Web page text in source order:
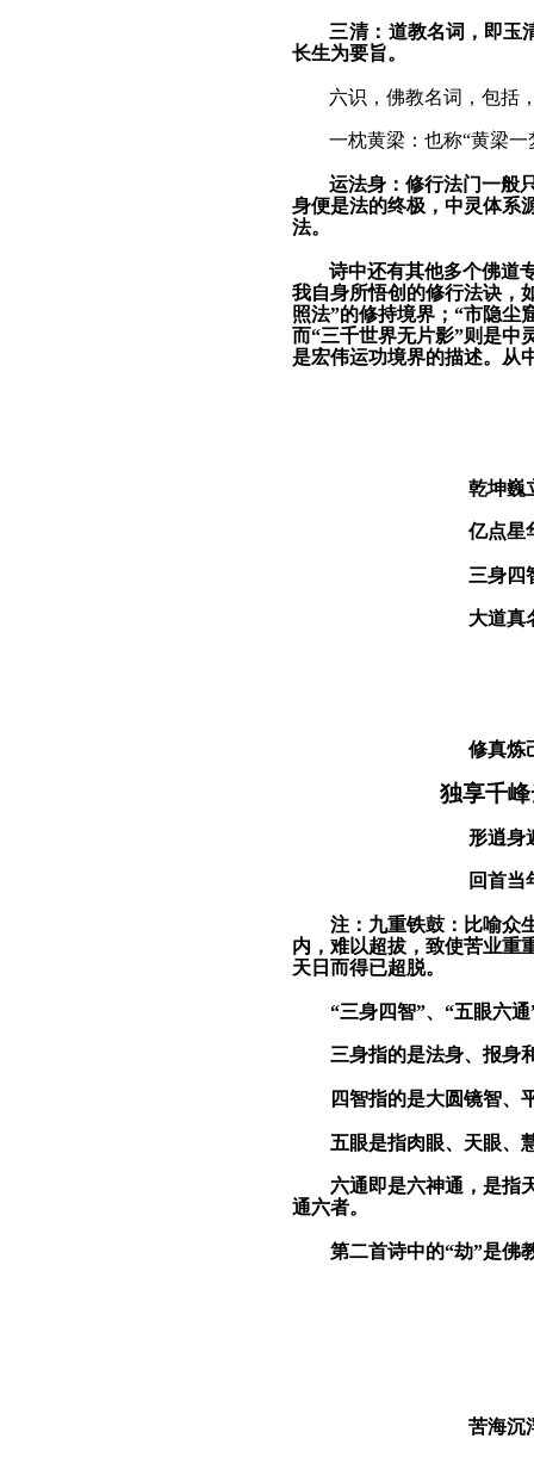
三清： 道教名词， 即玉
长生为要旨。
六识，佛教名词，包括
一枕黄梁：也称“黄梁
运法身：修行法门一般
身便是法的终极， 中灵体系
法。
诗中还有其他多个佛道
我自身所悟创的修行法诀，
照法”的修持境界；“市隐尘
而“三千世界无片影”则是中
是宏伟运功境界的描述。从
乾坤巍
亿点星
三身四
大道真
修真炼
独享千
形逍身
回首当
注： 九重铁鼓：比喻众
内，难以超拔，致使苦业重
天日而得已超脱。
“三身四智”、“五眼六
三身指的是法身、 报身
四智指的是大圆镜智、
五眼是指肉眼、天眼、
六通即是六神通，是指
通六者。
第二首诗中的“劫”是佛
苦海沉